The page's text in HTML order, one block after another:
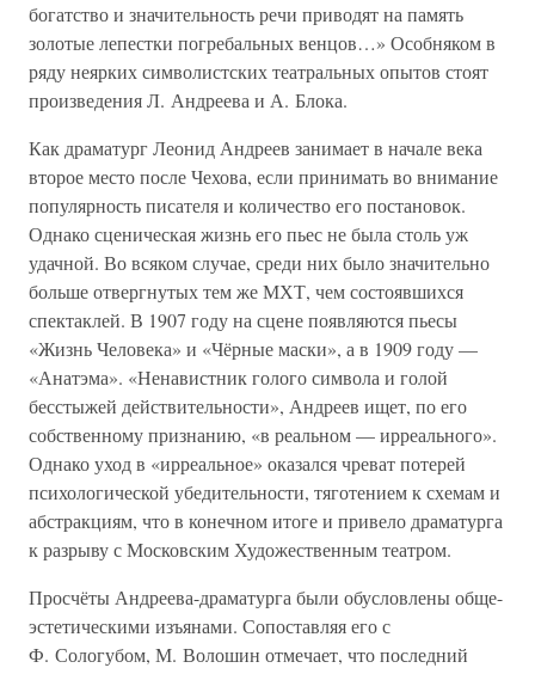
богатство и значительность речи приводят на память
золотые лепестки погребальных венцов…» Особняком в
ряду неярких символистских театральных опытов стоят
произведения Л. Андреева и А. Блока.
Как драматург Леонид Андреев занимает в начале века
второе место после Чехова, если принимать во внимание
популярность писателя и количество его постановок.
Однако сценическая жизнь его пьес не была столь уж
удачной. Во всяком случае, среди них было значительно
больше отвергнутых тем же МХТ, чем состоявшихся
спектаклей. В 1907 году на сцене появляются пьесы
«Жизнь Человека» и «Чёрные маски», а в 1909 году —
«Анатэма». «Ненавистник голого символа и голой
бесстыжей действительности», Андреев ищет, по его
собственному признанию, «в реальном — ирреального».
Однако уход в «ирреальное» оказался чреват потерей
психологической убедительности, тяготением к схемам и
абстракциям, что в конечном итоге и привело драматурга
к разрыву с Московским Художественным театром.
Просчёты Андреева-драматурга были обусловлены обще-
эстетическими изъянами. Сопоставляя его с
Ф. Сологубом, М. Волошин отмечает, что последний